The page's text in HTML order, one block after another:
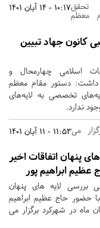
10:17 - 14 آبان 1401تحقق
معظم
کانون جهاد تبیین
اسلامی چهارمحال و
داشت: دستور مقام معظم
تخصصی به لایه‌های
ندارد.
11:53 - 11 آبان 1401می
پنهان اتفاقات اخیر
عظیم ابراهیم پور
بررسی لایه های پنهان
با حضور حاج عظیم ابراهیم
فردا 12 آبان ماه در شهرکرد برگزار می